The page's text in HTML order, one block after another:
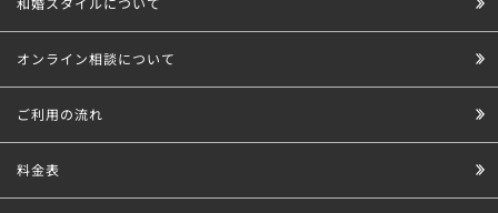
オンライン相談について
ご利用の流れ
料金表